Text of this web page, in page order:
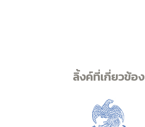
ลิ้งค์ที่เกี่ยวข้อง